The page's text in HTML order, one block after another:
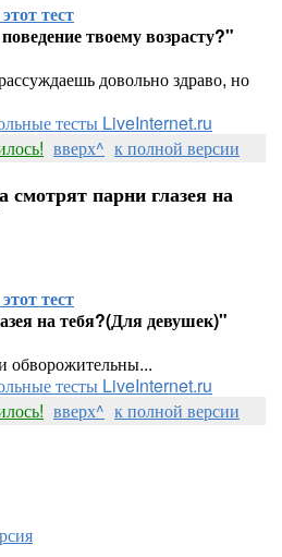
тест
твоему возрасту?"
довольно здраво, но
тесты LiveInternet.ru
вверх^ к полной версии
смотрят парни глазея на
тест
на тебя?(Для девушек)"
обворожительны...
тесты LiveInternet.ru
вверх^ к полной версии